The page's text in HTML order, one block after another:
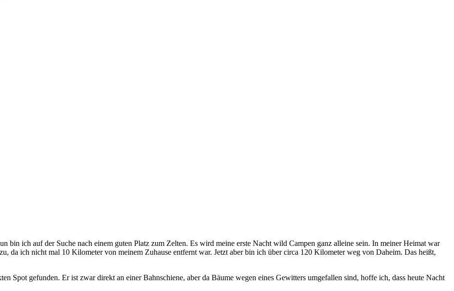
bin ich auf der Suche nach einem guten Platz zum Zelten. Es wird meine erste Nacht wild Campen ganz alleine sein. In meiner Heimat war
da ich nicht mal 10 Kilometer von meinem Zuhause entfernt war. Jetzt aber bin ich über circa 120 Kilometer weg von Daheim. Das heißt,
Spot gefunden. Er ist zwar direkt an einer Bahnschiene, aber da Bäume wegen eines Gewitters umgefallen sind, hoffe ich, dass heute Nacht